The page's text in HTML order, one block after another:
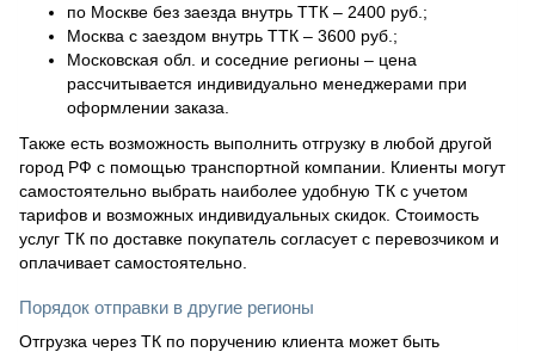
по Москве без заезда внутрь ТТК – 2400 руб.;
Москва с заездом внутрь ТТК – 3600 руб.;
Московская обл. и соседние регионы – цена
рассчитывается индивидуально менеджерами при
оформлении заказа.
Также есть возможность выполнить отгрузку в любой другой
город РФ с помощью транспортной компании. Клиенты могут
самостоятельно выбрать наиболее удобную ТК с учетом
тарифов и возможных индивидуальных скидок. Стоимость
услуг ТК по доставке покупатель согласует с перевозчиком и
оплачивает самостоятельно.
Порядок отправки в другие регионы
Отгрузка через ТК по поручению клиента может быть